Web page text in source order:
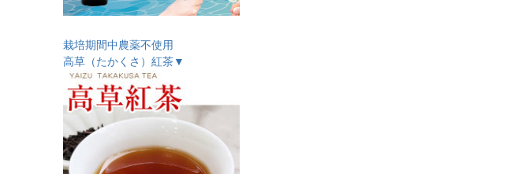
栽培期間中農薬不使用
高草（たかくさ）紅茶▼